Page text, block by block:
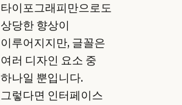
타이포그래피만으로도
상당한 향상이
이루어지지만, 글꼴은
여러 디자인 요소 중
하나일 뿐입니다.
그렇다면 인터페이스